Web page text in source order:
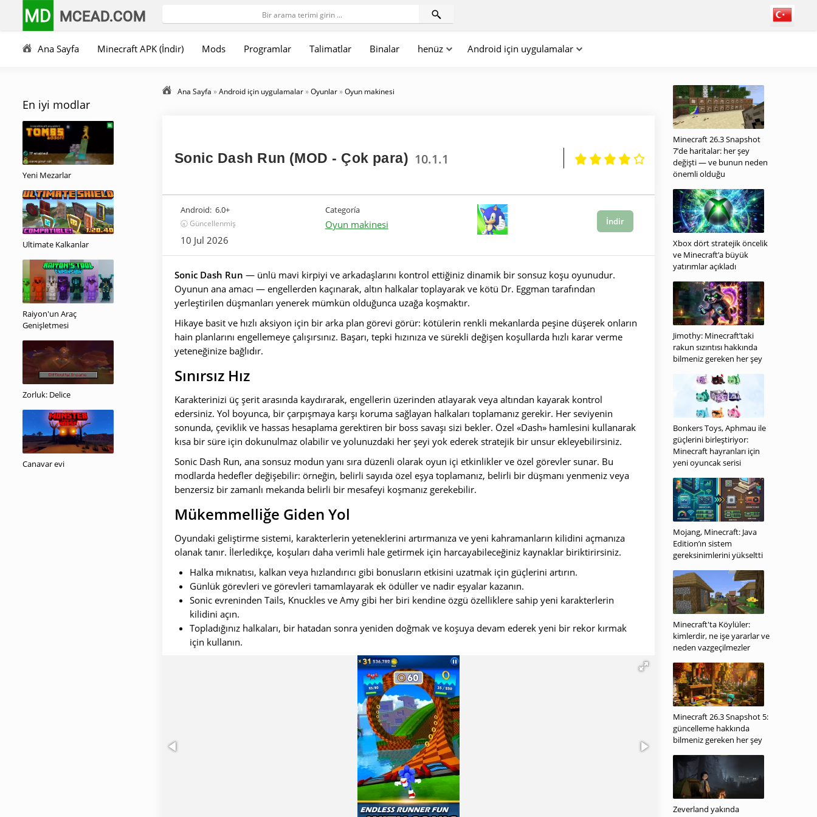
MD MCEAD.COM
Ana Sayfa Minecraft APK (İndir) Mods Programlar Talimatlar Binalar henüz Android için uygulamalar
En iyi modlar
Yeni Mezarlar
Ultimate Kalkanlar
Raiyon'un Araç
Genişletmesi
Zorluk: Delice
Canavar evi
Ana Sayfa »Android için uygulamalar»Oyunlar»Oyun makinesi
Sonic Dash Run (MOD - Çok para) 10.1.1
Android: 6.0+
🕣 Güncellenmiş
10 Jul 2026
Categoría
Oyun makinesi İndir
Sonic Dash Run — ünlü mavi kirpiyi ve arkadaşlarını kontrol ettiğiniz dinamik bir sonsuz koşu oyunudur.
Oyunun ana amacı — engellerden kaçınarak, altın halkalar toplayarak ve kötü Dr. Eggman tarafından
yerleştirilen düşmanları yenerek mümkün olduğunca uzağa koşmaktır.
Hikaye basit ve hızlı aksiyon için bir arka plan görevi görür: kötülerin renkli mekanlarda peşine düşerek onların
hain planlarını engellemeye çalışırsınız. Başarı, tepki hızınıza ve sürekli değişen koşullarda hızlı karar verme
yeteneğinize bağlıdır.
Sınırsız Hız
Karakterinizi üç şerit arasında kaydırarak, engellerin üzerinden atlayarak veya altından kayarak kontrol
edersiniz. Yol boyunca, bir çarpışmaya karşı koruma sağlayan halkaları toplamanız gerekir. Her seviyenin
sonunda, çeviklik ve hassas hesaplama gerektiren bir boss savaşı sizi bekler. Özel «Dash» hamlesini kullanarak
kısa bir süre için dokunulmaz olabilir ve yolunuzdaki her şeyi yok ederek stratejik bir unsur ekleyebilirsiniz.
Sonic Dash Run, ana sonsuz modun yanı sıra düzenli olarak oyun içi etkinlikler ve özel görevler sunar. Bu
modlarda hedefler değişebilir: örneğin, belirli sayıda özel eşya toplamanız, belirli bir düşmanı yenmeniz veya
benzersiz bir zamanlı mekanda belirli bir mesafeyi koşmanız gerekebilir.
Mükemmelliğe Giden Yol
Oyundaki geliştirme sistemi, karakterlerin yeteneklerini artırmanıza ve yeni kahramanların kilidini açmanıza
olanak tanır. İlerledikçe, koşuları daha verimli hale getirmek için harcayabileceğiniz kaynaklar biriktirirsiniz.
Halka mıknatısı, kalkan veya hızlandırıcı gibi bonusların etkisini uzatmak için güçlerini artırın.
Günlük görevleri ve görevleri tamamlayarak ek ödüller ve nadir eşyalar kazanın.
Sonic evreninden Tails, Knuckles ve Amy gibi her biri kendine özgü özelliklere sahip yeni karakterlerin
kilidini açın.
Topladığınız halkaları, bir hatadan sonra yeniden doğmak ve koşuya devam ederek yeni bir rekor kırmak
için kullanın.
Minecraft 26.3 Snapshot
7’de haritalar: her şey
değişti — ve bunun neden
önemli olduğu
Xbox dört stratejik öncelik
ve Minecraft’a büyük
yatırımlar açıkladı
Jimothy: Minecraft’taki
rakun sızıntısı hakkında
bilmeniz gereken her şey
Bonkers Toys, Aphmau ile
güçlerini birleştiriyor:
Minecraft hayranları için
yeni oyuncak serisi
Mojang, Minecraft: Java
Edition’ın sistem
gereksinimlerini yükseltti
Minecraft'ta Köylüler:
kimlerdir, ne işe yararlar ve
neden vazgeçilmezler
Minecraft 26.3 Snapshot 5:
güncelleme hakkında
bilmeniz gereken her şey
Zeverland yakında